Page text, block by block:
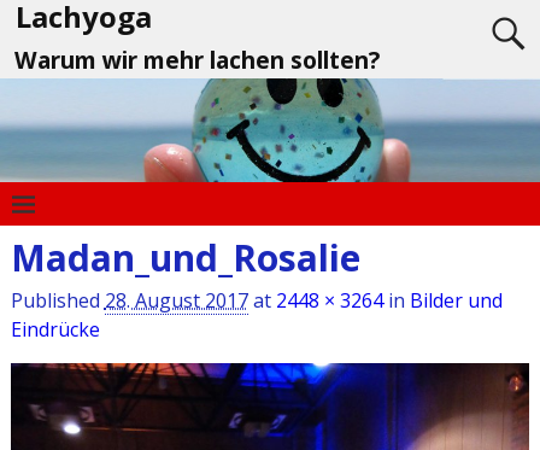
Lachyoga
Warum wir mehr lachen sollten?
Madan_und_Rosalie
Published 28. August 2017at 2448 × 3264in Bilder und
Eindrücke